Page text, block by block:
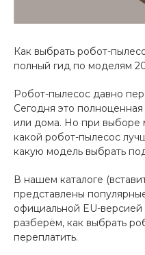
%
списыватьсяс
Подробнее
об оплате
8 800
Как выбрать робот-
полный гид по моделям
Робот-пылесос давно
Сегодня это
или дома. Но при выборе
какой робот-пылесос
какую модель выбрать
В нашем каталоге
представлены
официальной EU-версией
разберём, как выбрать
переплатить.